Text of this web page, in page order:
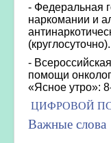
- Федеральная
наркомании и
(круглосуточно).
-
помощи
«Ясное утро»:
ЦИФРОВОЙ
Важные слова